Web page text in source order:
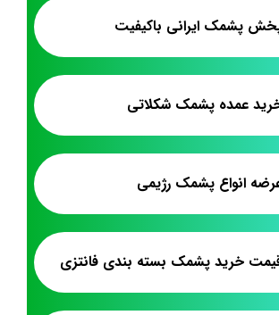
پشمک ایرانی باکیفیت
عمده پشمک شکلاتی
انواع پشمک رژیمی
خرید پشمک بسته بندی فانتزی